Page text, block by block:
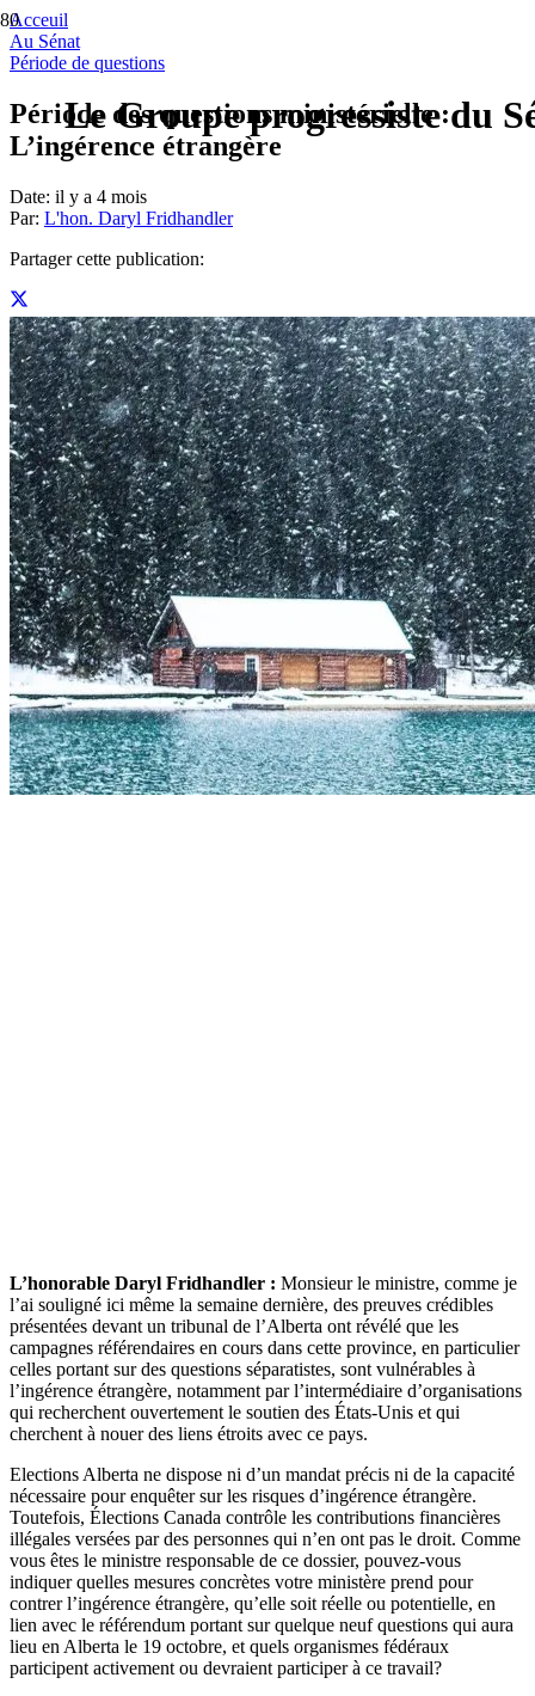
Le Groupe progressiste du
Acceuil
Au Sénat
Période de questions
Période des questions ministérielle :
L’ingérence étrangère
Date: il y a 4 mois
Par: L'hon. Daryl Fridhandler
Partager cette publication:
L’honorable Daryl Fridhandler : Monsieur le ministre, comme je
l’ai souligné ici même la semaine dernière, des preuves crédibles
présentées devant un tribunal de l’Alberta ont révélé que les
campagnes référendaires en cours dans cette province, en particulier
celles portant sur des questions séparatistes, sont vulnérables à
l’ingérence étrangère, notamment par l’intermédiaire d’organisations
qui recherchent ouvertement le soutien des États-Unis et qui
cherchent à nouer des liens étroits avec ce pays.
Elections Alberta ne dispose ni d’un mandat précis ni de la capacité
nécessaire pour enquêter sur les risques d’ingérence étrangère.
Toutefois, Élections Canada contrôle les contributions financières
illégales versées par des personnes qui n’en ont pas le droit. Comme
vous êtes le ministre responsable de ce dossier, pouvez-vous
indiquer quelles mesures concrètes votre ministère prend pour
contrer l’ingérence étrangère, qu’elle soit réelle ou potentielle, en
lien avec le référendum portant sur quelque neuf questions qui aura
lieu en Alberta le 19 octobre, et quels organismes fédéraux
participent activement ou devraient participer à ce travail?